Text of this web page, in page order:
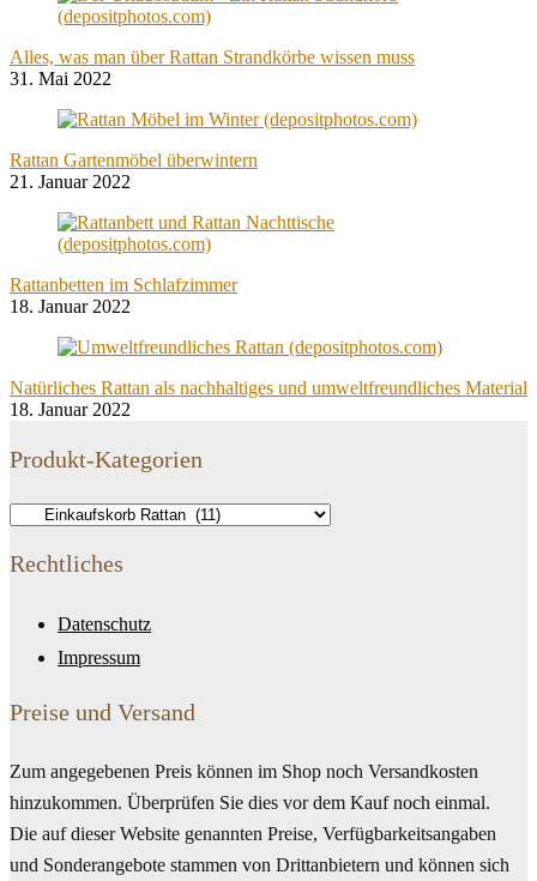
Alles, was man über Rattan Strandkörbe wissen muss
31. Mai 2022
Rattan Gartenmöbel überwintern
21. Januar 2022
Rattanbetten im Schlafzimmer
18. Januar 2022
Natürliches Rattan als nachhaltiges und umweltfreundliches Material
18. Januar 2022
Produkt-Kategorien
Rechtliches
Datenschutz
Impressum
Preise und Versand
Zum angegebenen Preis können im Shop noch Versandkosten
hinzukommen. Überprüfen Sie dies vor dem Kauf noch einmal.
Die auf dieser Website genannten Preise, Verfügbarkeitsangaben
und Sonderangebote stammen von Drittanbietern und können sich